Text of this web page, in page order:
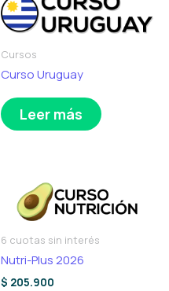
Cursos
Curso Uruguay
Leer más
6 cuotas sin interés
Nutri-Plus 2026
$ 205.900